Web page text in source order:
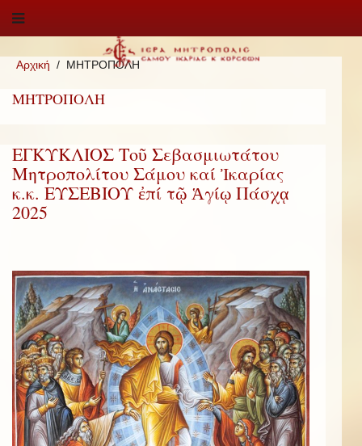
Αρχική ΜΗΤΡΟΠΟΛΗ
ΜΗΤΡΟΠΟΛΗ
ΕΓΚΥΚΛΙΟΣ Τοῦ Σεβασμιωτάτου
Μητροπολίτου Σάμου καί Ἰκαρίας
κ.κ. ΕΥΣΕΒΙΟΥ ἐπί τῷ Ἁγίῳ Πάσχᾳ
2025